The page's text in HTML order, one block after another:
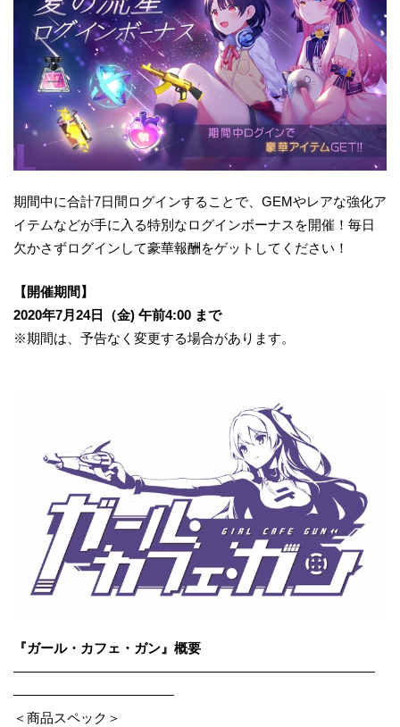
期間中に合計7日間ログインすることで、GEMやレアな強化ア
イテムなどが手に入る特別なログインボーナスを開催！毎日
欠かさずログインして豪華報酬をゲットしてください！
【開催期間】
2020年7月24日（金) 午前4:00 まで
※期間は、予告なく変更する場合があります。
『ガール・カフェ・ガン』概要
―――――――――――――――――――――――――――
――――――――――――
＜商品スペック＞